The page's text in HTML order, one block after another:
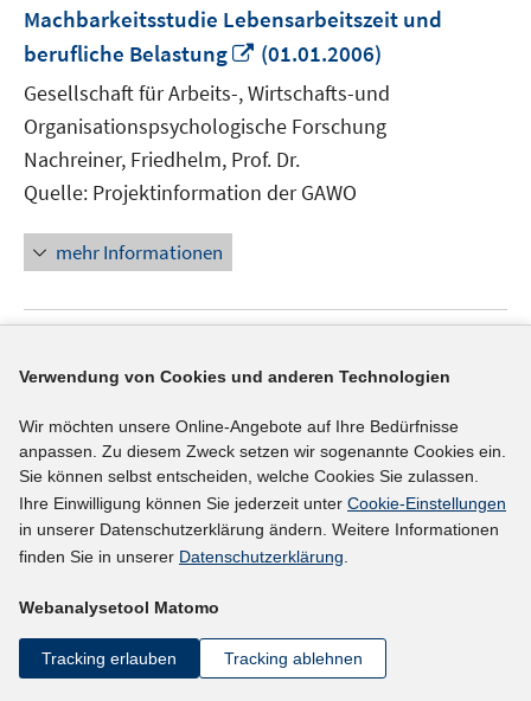
Machbarkeitsstudie Lebensarbeitszeit und
berufliche Belastung
In
neuem
Fenster
öffnen
(01.01.2006)
Gesellschaft für Arbeits-, Wirtschafts-und
Organisationspsychologische Forschung
Nachreiner, Friedhelm, Prof. Dr.
Quelle: Projektinformation der GAWO
mehr Informationen
Lebensarbeitszeitmodelle: Chancen und Risiken
für Unternehmen und die Mitarbeiter (KRONOS)
In
neuem
Fenster
öffnen
(01.08.2005)
Universität Karlsruhe, Institut für
Industriebetriebslehre und Industrielle Produktion
Knauth, Peter, Prof. Dr.
Quelle: Projektinformation der DFG
mehr Informationen
Verwendung von Cookies und anderen Technologien
Wir möchten unsere Online-Angebote auf Ihre Bedürfnisse
anpassen. Zu diesem Zweck setzen wir sogenannte Cookies ein.
Sie können selbst entscheiden, welche Cookies Sie zulassen.
Ihre Einwilligung können Sie jederzeit unter Cookie-Einstellungen
in unserer Datenschutzerklärung ändern. Weitere Informationen
finden Sie in unserer Datenschutzerklärung.
Webanalysetool Matomo
Tracking erlauben Tracking ablehnen